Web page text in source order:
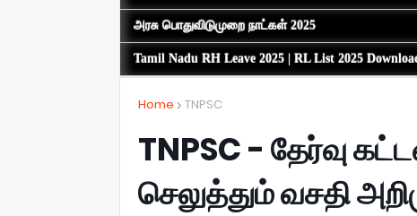
அரசு பொதுவிடுமுறை நாட்கள் 2025
Tamil Nadu RH Leave 2025 | RL List 2025
Home TNPSC
TNPSC - தேர்வு
செலுத்தும் வசதி